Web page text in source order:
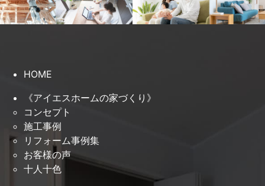
HOME
《アイエスホームの家づくり》
コンセプト
施工事例
リフォーム事例集
お客様の声
十人十色